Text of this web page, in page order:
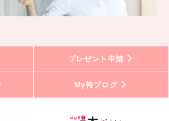
プレゼント申請
My袴ブログ